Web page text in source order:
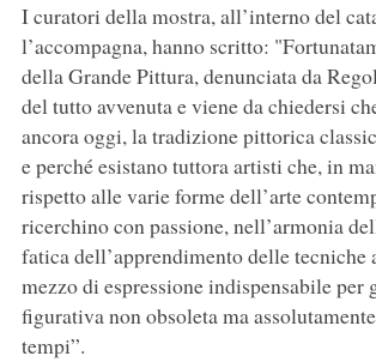
I curatori della mostra, all’interno del
l’accompagna, hanno scritto:
della Grande Pittura, denunciata da
del tutto avvenuta e viene da chiedersi
ancora oggi, la tradizione pittorica
e perché esistano tuttora artisti che, in
rispetto alle varie forme dell’arte
ricerchino con passione, nell’armonia
fatica dell’apprendimento delle tecniche
mezzo di espressione indispensabile per
figurativa non obsoleta ma
tempi”.